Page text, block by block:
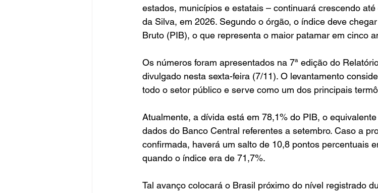
estados, municípios e estatais – continuará crescendo
da Silva, em 2026. Segundo o órgão, o índice deve
Bruto (PIB), o que representa o maior patamar em cinco
Os números foram apresentados na 7ª edição do
divulgado nesta sexta-feira (7/11). O levantamento
todo o setor público e serve como um dos principais
Atualmente, a dívida está em 78,1% do PIB, o
dados do Banco Central referentes a setembro. Caso a
confirmada, haverá um salto de 10,8 pontos percentuais
quando o índice era de 71,7%.
Tal avanço colocará o Brasil próximo do nível registrado